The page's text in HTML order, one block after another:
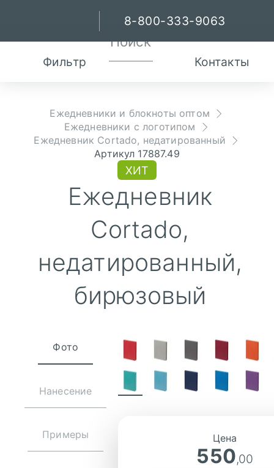
8-800-333-9063
Фильтр Контакты
Ежедневники и блокноты оптом
Ежедневники с логотипом
Ежедневник Cortado, недатированный
Артикул 17887.49
ХИТ
Ежедневник
Cortado,
недатированный,
бирюзовый
Фото
Нанесение
Примеры Цена
550,00